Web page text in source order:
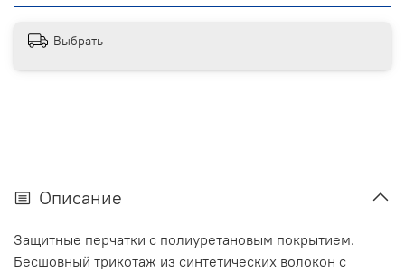
Выбрать
Описание
Защитные перчатки с полиуретановым покрытием.
Бесшовный трикотаж из синтетических волокон с